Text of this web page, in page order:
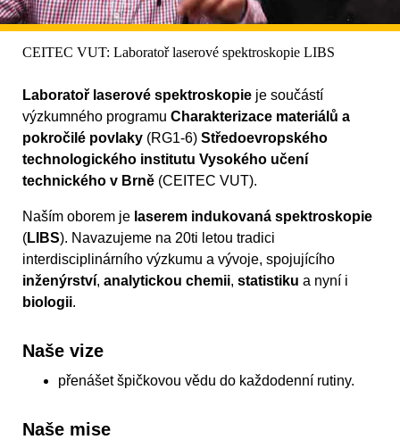
CEITEC VUT: Laboratoř laserové spektroskopie LIBS
Laboratoř laserové spektroskopie je součástí
výzkumného programu Charakterizace materiálů a
pokročilé povlaky (RG1-6) Středoevropského
technologického institutu Vysokého učení
technického v Brně (CEITEC VUT).
Naším oborem je laserem indukovaná spektroskopie
(LIBS). Navazujeme na 20ti letou tradici
interdisciplinárního výzkumu a vývoje, spojujícího
inženýrství, analytickou chemii, statistiku a nyní i
biologii.
Naše vize
přenášet špičkovou vědu do každodenní rutiny.
Naše mise